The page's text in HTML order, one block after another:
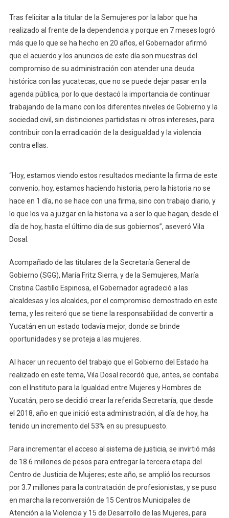
Tras felicitar a la titular de la Semujeres por la labor que ha
realizado al frente de la dependencia y porque en 7 meses logró
más que lo que se ha hecho en 20 años, el Gobernador afirmó
que el acuerdo y los anuncios de este día son muestras del
compromiso de su administración con atender una deuda
histórica con las yucatecas, que no se puede dejar pasar en la
agenda pública, por lo que destacó la importancia de continuar
trabajando de la mano con los diferentes niveles de Gobierno y la
sociedad civil, sin distinciones partidistas ni otros intereses, para
contribuir con la erradicación de la desigualdad y la violencia
contra ellas.
“Hoy, estamos viendo estos resultados mediante la firma de este
convenio; hoy, estamos haciendo historia, pero la historia no se
hace en 1 día, no se hace con una firma, sino con trabajo diario, y
lo que los va a juzgar en la historia va a ser lo que hagan, desde el
día de hoy, hasta el último día de sus gobiernos”, aseveró Vila
Dosal.
Acompañado de las titulares de la Secretaría General de
Gobierno (SGG), María Fritz Sierra, y de la Semujeres, María
Cristina Castillo Espinosa, el Gobernador agradeció a las
alcaldesas y los alcaldes, por el compromiso demostrado en este
tema, y les reiteró que se tiene la responsabilidad de convertir a
Yucatán en un estado todavía mejor, donde se brinde
oportunidades y se proteja a las mujeres.
Al hacer un recuento del trabajo que el Gobierno del Estado ha
realizado en este tema, Vila Dosal recordó que, antes, se contaba
con el Instituto para la Igualdad entre Mujeres y Hombres de
Yucatán, pero se decidió crear la referida Secretaría, que desde
el 2018, año en que inició esta administración, al día de hoy, ha
tenido un incremento del 53% en su presupuesto.
Para incrementar el acceso al sistema de justicia, se invirtió más
de 18.6 millones de pesos para entregar la tercera etapa del
Centro de Justicia de Mujeres; este año, se amplió los recursos
por 3.7 millones para la contratación de profesionistas, y se puso
en marcha la reconversión de 15 Centros Municipales de
Atención a la Violencia y 15 de Desarrollo de las Mujeres, para